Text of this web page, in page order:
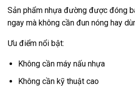
Sản phẩm nhựa đường được đóng
ngay mà không cần đun nóng hay
Ưu điểm nổi bật:
Không cần máy nấu nhựa
Không cần kỹ thuật cao